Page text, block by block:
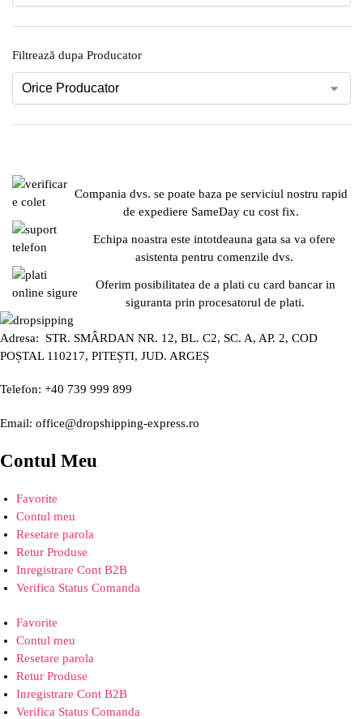
Filtrează dupa Producator
Compania dvs. se poate baza pe serviciul nostru rapid
de expediere SameDay cu cost fix.
Echipa noastra este intotdeauna gata sa va ofere
asistenta pentru comenzile dvs.
Oferim posibilitatea de a plati cu card bancar in
siguranta prin procesatorul de plati.
Adresa: STR. SMÂRDAN NR. 12, BL. C2, SC. A, AP. 2, COD
POȘTAL 110217, PITEȘTI, JUD. ARGEȘ
Telefon: +40 739 999 899
Email: office@dropshipping-express.ro
Contul Meu
Favorite
Contul meu
Resetare parola
Retur Produse
Inregistrare Cont B2B
Verifica Status Comanda
Favorite
Contul meu
Resetare parola
Retur Produse
Inregistrare Cont B2B
Verifica Status Comanda